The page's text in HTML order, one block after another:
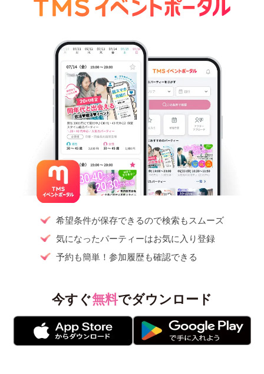
希望条件が保存できるので検索もスムーズ
気になったパーティーはお気に入り登録
予約も簡単！参加履歴も確認できる
今すぐ無料でダウンロード